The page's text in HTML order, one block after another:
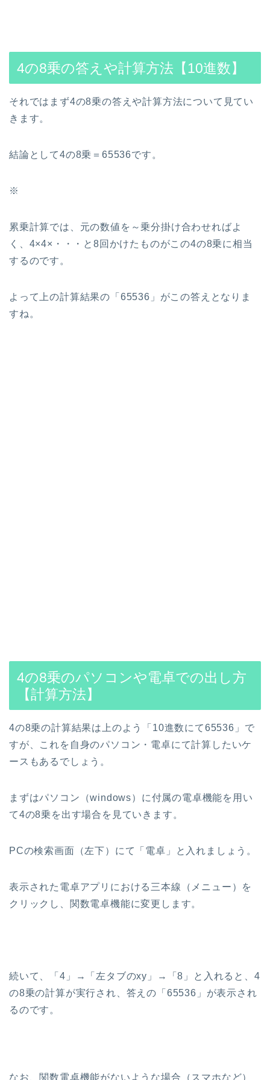
4の8乗の答えや計算方法【10進数】
それではまず4の8乗の答えや計算方法について見てい
きます。
結論として4の8乗＝65536です。
※
累乗計算では、元の数値を～乗分掛け合わせればよ
く、4×4×・・・と8回かけたものがこの4の8乗に相当
するのです。
よって上の計算結果の「65536」がこの答えとなりま
すね。
4の8乗のパソコンや電卓での出し方
【計算方法】
4の8乗の計算結果は上のよう「10進数にて65536」で
すが、これを自身のパソコン・電卓にて計算したいケ
ースもあるでしょう。
まずはパソコン（windows）に付属の電卓機能を用い
て4の8乗を出す場合を見ていきます。
PCの検索画面（左下）にて「電卓」と入れましょう。
表示された電卓アプリにおける三本線（メニュー）を
クリックし、関数電卓機能に変更します。
続いて、「4」→「左タブのxy」→「8」と入れると、4
の8乗の計算が実行され、答えの「65536」が表示され
るのです。
なお、関数電卓機能がないような場合（スマホなど）